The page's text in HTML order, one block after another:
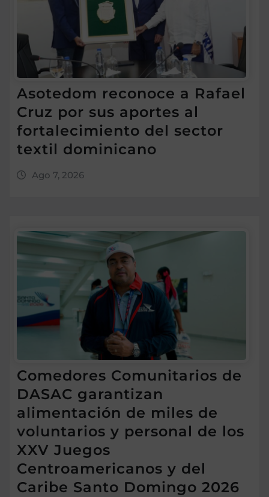
Asotedom reconoce a Rafael
Cruz por sus aportes al
fortalecimiento del sector
textil dominicano
Ago 7, 2026
Comedores Comunitarios de
DASAC garantizan
alimentación de miles de
voluntarios y personal de los
XXV Juegos
Centroamericanos y del
Caribe Santo Domingo 2026